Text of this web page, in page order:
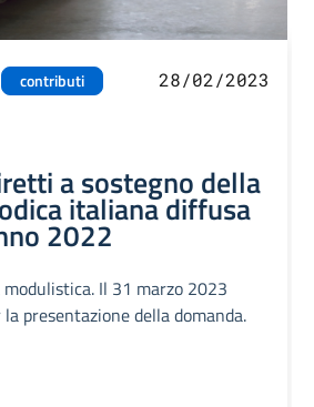
contributi
28/02/2023
a sostegno della
italiana diffusa
2022
Il 31 marzo 2023
presentazione della domanda.